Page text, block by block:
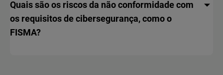
Quais são os riscos da não conformidade com
os requisitos de cibersegurança, como o
FISMA?